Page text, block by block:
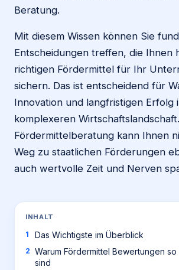
Beratung.
Mit diesem Wissen können Sie
Entscheidungen treffen, die Ihnen
richtigen Fördermittel für Ihr
sichern. Das ist entscheidend für
Innovation und langfristigen Erfolg
komplexeren
Fördermittelberatung kann Ihnen
Weg zu staatlichen Förderungen
auch wertvolle Zeit und Nerven
INHALT
Das Wichtigste im Überblick
Warum Fördermittel Bewertungen
sind